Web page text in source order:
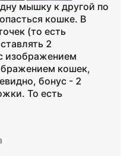
мышку к другой по
кошке. В
(то есть
2
изображением
кошек,
бонус - 2
То есть